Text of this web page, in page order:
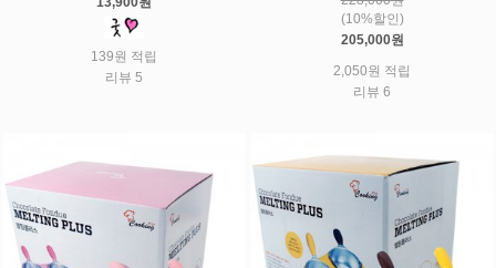
139원 적립
리뷰 5
(10%할인)
205,000원
2,050원 적립
리뷰 6